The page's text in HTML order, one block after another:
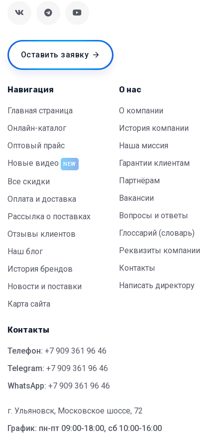
Оставить заявку
Навигация
Главная страница
Онлайн-каталог
Оптовый прайс
Новые видео
NEW
Все скидки
Оплата и доставка
Рассылка о поставках
Отзывы клиентов
Наш блог
История брендов
Новости и поставки
Карта сайта
О нас
О компании
История компании
Наша миссия
Гарантии клиентам
Партнёрам
Вакансии
Вопросы и ответы
Глоссарий (словарь)
Реквизиты компании
Контакты
Написать директору
Контакты
Телефон: +7 909 361 96 46
Telegram: +7 909 361 96 46
WhatsApp: +7 909 361 96 46
г. Ульяновск, Московское шоссе, 72
График: пн-пт 09:00-18:00, сб 10:00-16:00